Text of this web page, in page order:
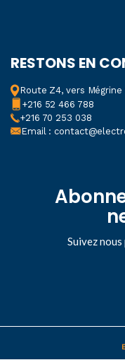
RESTONS EN
Route Z4, vers Mégrine
+216 52 466 788
+216 70 253 038
Email :
Suivez